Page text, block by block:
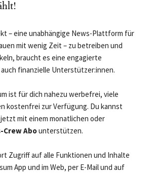
– eine unabhängige News-Plattform für
mit wenig Zeit – zu betreiben und
braucht es eine engagierte
finanzielle Unterstützer:innen.
ist für dich nahezu werbefrei, viele
kostenfrei zur Verfügung. Du kannst
mit einem monatlichen oder
Crew Abounterstützen.
Zugriff auf alle Funktionen und Inhalte
App und im Web, per E-Mail und auf